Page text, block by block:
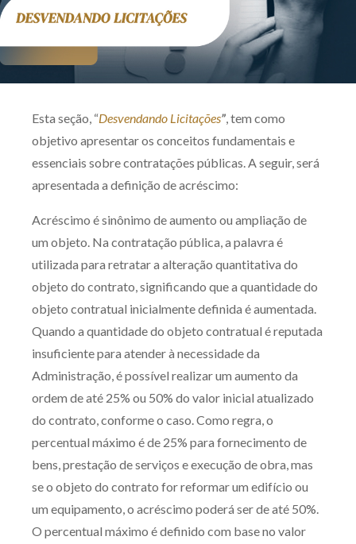
Zênite Play
Orientação por Escrito
Mentoria Zênite
Capacitação
Zênite Online
Eventos presenciais
Receba por RSS
Av. Sete de Setembro, 4698
Batel Curitiba /PR CEP80240-000
Telefone (41) 2109-8666
Whatsapp (41) 98881-6616
Esta seção, “Desvendando Licitações” , tem como
objetivo apresentar os conceitos fundamentais e
essenciais sobre contratações públicas. A seguir, será
apresentada a definição de acréscimo:
Acréscimo é sinônimo de aumento ou ampliação de
um objeto. Na contratação pública, a palavra é
utilizada para retratar a alteração quantitativa do
objeto do contrato, significando que a quantidade do
objeto contratual inicialmente definida é aumentada.
Quando a quantidade do objeto contratual é reputada
insuficiente para atender à necessidade da
Administração, é possível realizar um aumento da
ordem de até 25% ou 50% do valor inicial atualizado
do contrato, conforme o caso. Como regra, o
percentual máximo é de 25% para fornecimento de
bens, prestação de serviços e execução de obra, mas
se o objeto do contrato for reformar um edifício ou
um equipamento, o acréscimo poderá ser de até 50%.
O percentual máximo é definido com base no valor